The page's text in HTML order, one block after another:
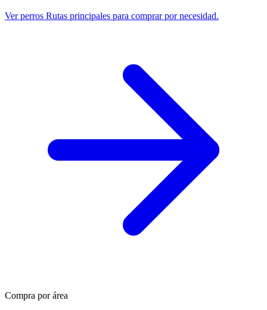
Ver perros Rutas principales para comprar por necesidad.
Compra por área